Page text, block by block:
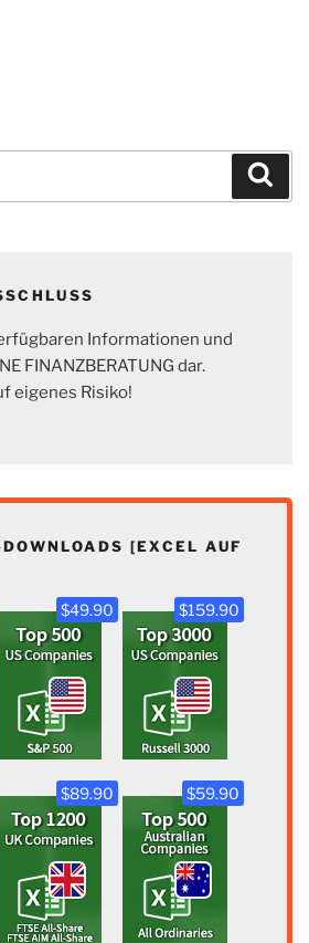
Informationen und
FINANZBERATUNG dar.
eigenes Risiko!
[EXCEL AUF
$49.90 $159.90
$89.90 $59.90